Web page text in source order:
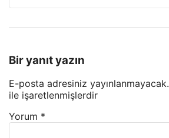
Bir yanıt yazın
E-posta adresiniz yayınlanmayacak.
ile işaretlenmişlerdir
Yorum *